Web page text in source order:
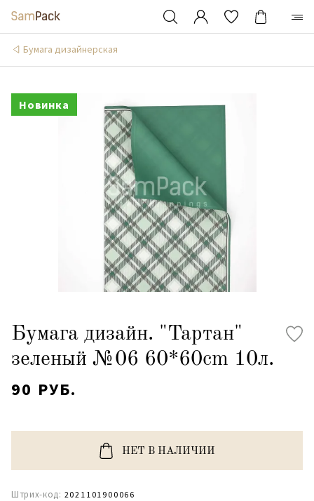
Бумага дизайнерская
Новинка
Бумага дизайн. "Тартан"
зеленый №06 60*60cm 10л.
90 РУБ.
НЕТ В НАЛИЧИИ
Штрих-код: 2021101900066